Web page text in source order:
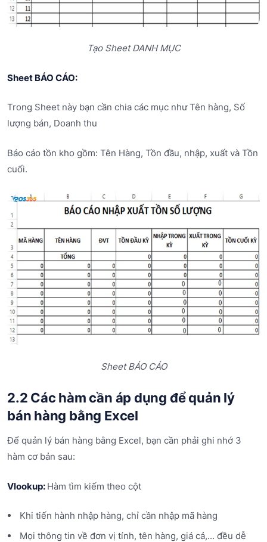
Tạo Sheet DANH MỤC
Sheet BÁO CÁO:
Trong Sheet này bạn cần chia các mục như Tên hàng, Số
lượng bán, Doanh thu
Báo cáo tồn kho gồm: Tên Hàng, Tồn đầu, nhập, xuất và Tồn
cuối.
Sheet BÁO CÁO
2.2 Các hàm cần áp dụng để quản lý
bán hàng bằng Excel
Để quản lý bán hàng bằng Excel, bạn cần phải ghi nhớ 3
hàm cơ bản sau:
Vlookup: Hàm tìm kiếm theo cột
Khi tiến hành nhập hàng, chỉ cần nhập mã hàng
Mọi thông tin về đơn vị tính, tên hàng, giá cả,... đều dễ